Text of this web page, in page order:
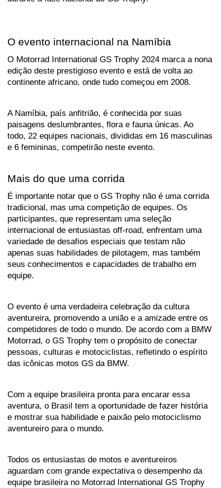
O evento internacional na Namíbia
O Motorrad International GS Trophy 2024 marca a nona
edição deste prestigioso evento e está de volta ao
continente africano, onde tudo começou em 2008.
A Namíbia, país anfitrião, é conhecida por suas
paisagens deslumbrantes, flora e fauna únicas. Ao
todo, 22 equipes nacionais, divididas em 16 masculinas
e 6 femininas, competirão neste evento.
Mais do que uma corrida
É importante notar que o GS Trophy não é uma corrida
tradicional, mas uma competição de equipes. Os
participantes, que representam uma seleção
internacional de entusiastas off-road, enfrentam uma
variedade de desafios especiais que testam não
apenas suas habilidades de pilotagem, mas também
seus conhecimentos e capacidades de trabalho em
equipe.
O evento é uma verdadeira celebração da cultura
aventureira, promovendo a união e a amizade entre os
competidores de todo o mundo. De acordo com a BMW
Motorrad, o GS Trophy tem o propósito de conectar
pessoas, culturas e motociclistas, refletindo o espírito
das icônicas motos GS da BMW.
Com a equipe brasileira pronta para encarar essa
aventura, o Brasil tem a oportunidade de fazer história
e mostrar sua habilidade e paixão pelo motociclismo
aventureiro para o mundo.
Todos os entusiastas de motos e aventureiros
aguardam com grande expectativa o desempenho da
equipe brasileira no Motorrad International GS Trophy